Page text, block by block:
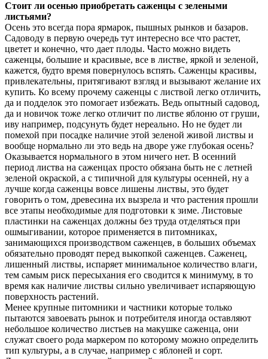
Стоит ли осенью приобретать саженцы с зелеными
листьями?
Осень это всегда пора ярмарок, пышных рынков и базаров.
Садоводу в первую очередь тут интересно все что растет,
цветет и конечно, что дает плоды. Часто можно видеть
саженцы, большие и красивые, все в листве, яркой и зеленой,
кажется, будто время повернулось вспять. Саженцы красивы,
привлекательны, притягивают взгляд и вызывают желание их
купить. Ко всему прочему саженцы с листвой легко отличить,
да и подделок это помогает избежать. Ведь опытный садовод,
да и новичок тоже легко отличит по листве яблоню от груши,
иву например, подсунуть будет нереально. Но не будет ли
помехой при посадке наличие этой зеленой живой листвы и
вообще нормально ли это ведь на дворе уже глубокая осень?
Оказывается нормального в этом ничего нет. В осенний
период листва на саженцах просто обязана быть не с летней
зеленой окраской, а с типичной для культуры осенней, ну а
лучше когда саженцы вовсе лишены листвы, это будет
говорить о том, древесина их вызрела и что растения прошли
все этапы необходимые для подготовки к зиме. Листовые
пластинки на саженцах должны без труда отделяться при
ошмыгивании, которое применяется в питомниках,
занимающихся производством саженцев, в больших объемах
обязательно проводят перед выкопкой саженцев. Саженец,
лишенный листвы, испаряет минимальное количество влаги,
тем самым риск пересыхания его сводится к минимуму, в то
время как наличие листвы сильно увеличивает испаряющую
поверхность растений.
Менее крупные питомники и частники которые только
пытаются завоевать рынок и потребителя иногда оставляют
небольшое количество листьев на макушке саженца, они
служат своего рода маркером по которому можно определить
тип культуры, а в случае, например с яблоней и сорт.